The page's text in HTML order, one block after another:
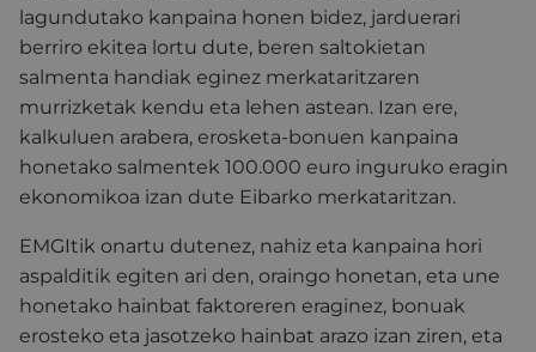
lagundutako kanpaina honen bidez, jarduerari
berriro ekitea lortu dute, beren saltokietan
salmenta handiak eginez merkataritzaren
murrizketak kendu eta lehen astean. Izan ere,
kalkuluen arabera, erosketa-bonuen kanpaina
honetako salmentek 100.000 euro inguruko eragin
ekonomikoa izan dute Eibarko merkataritzan.
EMGItik onartu dutenez, nahiz eta kanpaina hori
aspalditik egiten ari den, oraingo honetan, eta une
honetako hainbat faktoreren eraginez, bonuak
erosteko eta jasotzeko hainbat arazo izan ziren, eta